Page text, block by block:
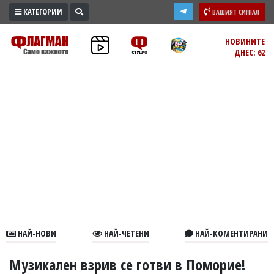
ПРОМО
ЗОНА
В
КАТЕГОРИИ ВАШИЯТ СИГНАЛ
НОВИНИТЕ
ДНЕС: 62
НАЙ-НОВИ НАЙ-ЧЕТЕНИ НАЙ-КОМЕНТИРАНИ
Mузикален взрив се готви в Поморие!